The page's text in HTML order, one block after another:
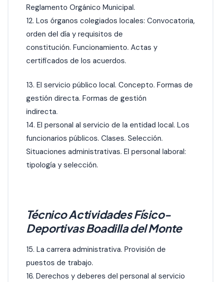
Reglamento Orgánico Municipal.
12. Los órganos colegiados locales: Convocatoria,
orden del día y requisitos de
constitución. Funcionamiento. Actas y
certificados de los acuerdos.
13. El servicio público local. Concepto. Formas de
gestión directa. Formas de gestión
indirecta.
14. El personal al servicio de la entidad local. Los
funcionarios públicos. Clases. Selección.
Situaciones administrativas. El personal laboral:
tipología y selección.
Técnico Actividades Físico-
Deportivas Boadilla del Monte
15. La carrera administrativa. Provisión de
puestos de trabajo.
16. Derechos y deberes del personal al servicio